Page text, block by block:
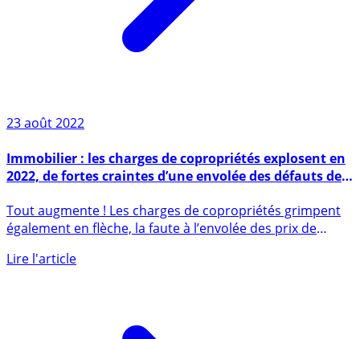
Immobilier : les charges de copropriétés explosent en
paiements
Tout augmente ! Les charges de copropriétés grimpent
également en flèche, la faute à l’envolée des prix de
l’énergie, (...)